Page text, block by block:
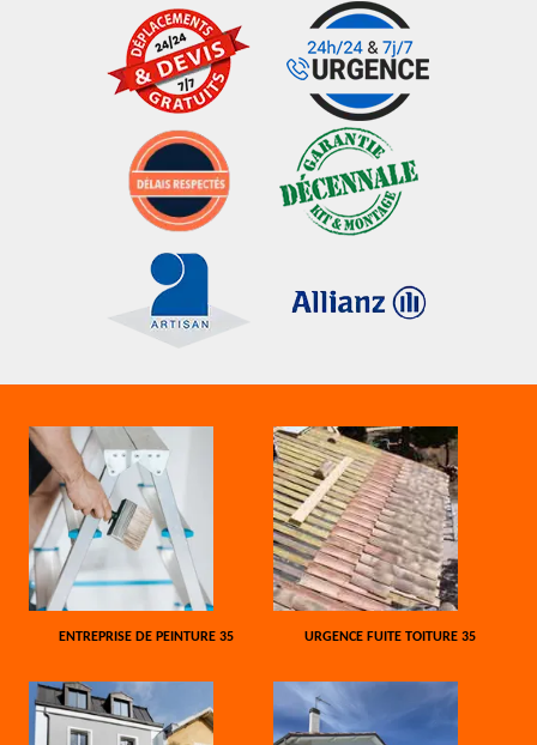
ENTREPRISE DE PEINTURE 35 URGENCE FUITE TOITURE 35